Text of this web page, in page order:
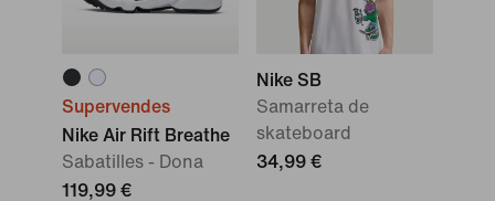
Supervendes
Nike Air Rift Breathe
Sabatilles - Dona
119,99 €
Nike SB
Samarreta de
skateboard
34,99 €